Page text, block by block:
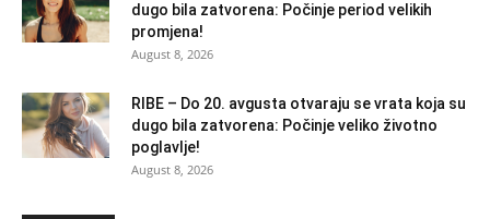
dugo bila zatvorena: Počinje period velikih
promjena!
August 8, 2026
RIBE – Do 20. avgusta otvaraju se vrata koja su
dugo bila zatvorena: Počinje veliko životno
poglavlje!
August 8, 2026